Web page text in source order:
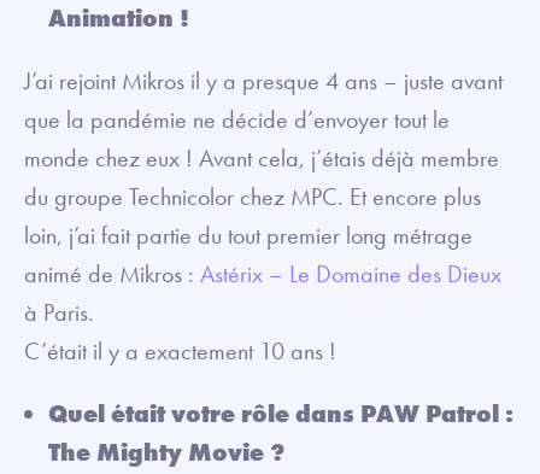
Animation !
J’ai rejoint Mikros il y a presque 4 ans – juste avant
que la pandémie ne décide d’envoyer tout le
monde chez eux ! Avant cela, j’étais déjà membre
du groupe Technicolor chez MPC. Et encore plus
loin, j’ai fait partie du tout premier long métrage
animé de Mikros : Astérix – Le Domaine des Dieux
à Paris.
C’était il y a exactement 10 ans !
Quel était votre rôle dans PAW Patrol :
The Mighty Movie ?